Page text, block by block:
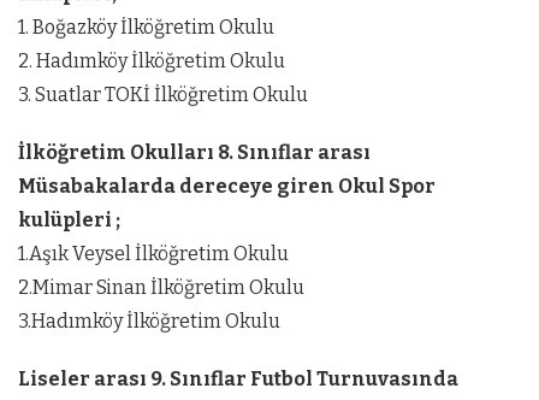
1. Boğazköy İlköğretim Okulu
2. Hadımköy İlköğretim Okulu
3. Suatlar TOKİ İlköğretim Okulu
İlköğretim Okulları 8. Sınıflar arası
Müsabakalarda dereceye giren Okul Spor
kulüpleri ;
1.Aşık Veysel İlköğretim Okulu
2.Mimar Sinan İlköğretim Okulu
3.Hadımköy İlköğretim Okulu
Liseler arası 9. Sınıflar Futbol Turnuvasında